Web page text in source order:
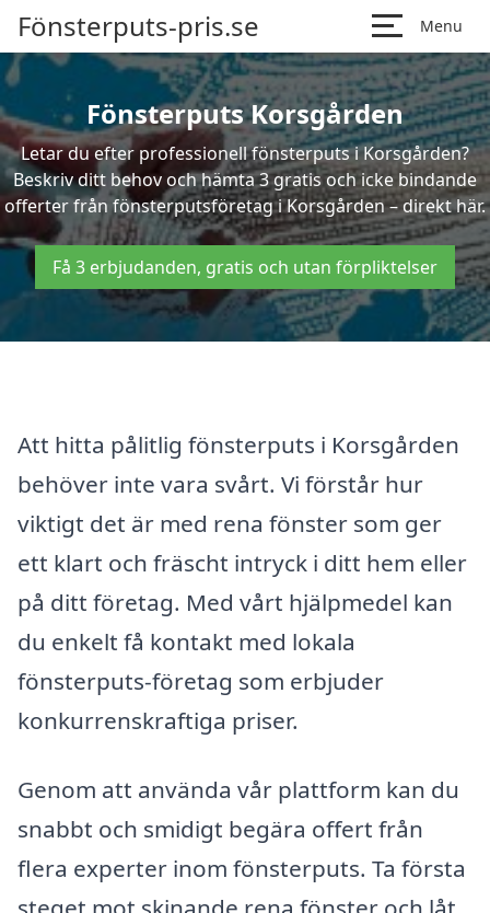
Fönsterputs-pris.se Menu
Fönsterputs Korsgården
Letar du efter professionell fönsterputs i Korsgården?
Beskriv ditt behov och hämta 3 gratis och icke bindande
offerter från fönsterputsföretag i Korsgården – direkt här.
Få 3 erbjudanden, gratis och utan förpliktelser
Att hitta pålitlig fönsterputs i Korsgården
behöver inte vara svårt. Vi förstår hur
viktigt det är med rena fönster som ger
ett klart och fräscht intryck i ditt hem eller
på ditt företag. Med vårt hjälpmedel kan
du enkelt få kontakt med lokala
fönsterputs-företag som erbjuder
konkurrenskraftiga priser.
Genom att använda vår plattform kan du
snabbt och smidigt begära offert från
flera experter inom fönsterputs. Ta första